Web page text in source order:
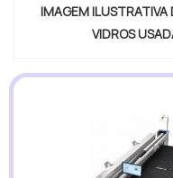
IMAGEM ILUSTRATIVA
VIDROS